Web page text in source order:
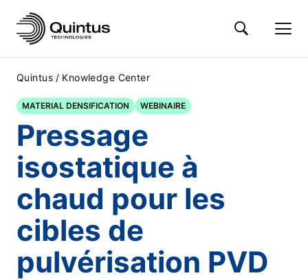
Quintus / Knowledge Center
MATERIAL DENSIFICATION WEBINAIRE
Pressage
isostatique à
chaud pour les
cibles de
pulvérisation PVD